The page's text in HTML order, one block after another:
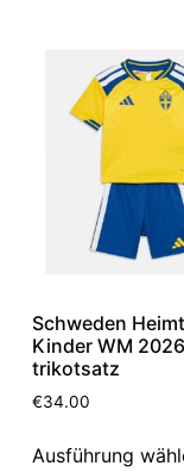
Schweden
Kinder WM
trikotsatz
€34.00
Ausführung